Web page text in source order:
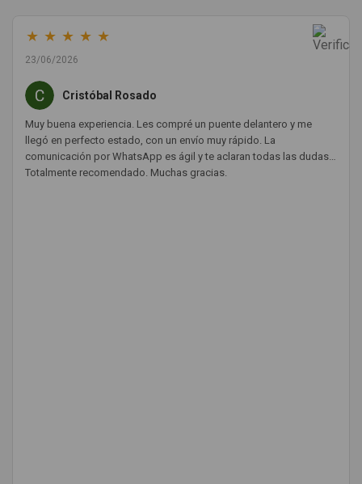
★ ★ ★ ★ ★
23/06/2026
Cristóbal Rosado
Muy buena experiencia. Les compré un puente delantero y me
llegó en perfecto estado, con un envío muy rápido. La
comunicación por WhatsApp es ágil y te aclaran todas las dudas.
Totalmente recomendado. Muchas gracias.